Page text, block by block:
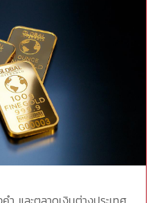
ท) GOLD FUTURES
าท) 1,251 (19,530บาท)
(20,030บาท) 1,291
าท)
. ลดลง 4 เซนต์ หรือ
อนซ์สัญญาพลาตินัมส่งมอบ
หรือ 0.44% ปิดที่ 883.90
มส่งมอบเดือนก.ย. เพิ่มขึ้น
ดอลลาร์/ออนซ์
บวกเมื่อคืนนี้ เนื่องจากการ
นนิวยอร์กส่งผลให้นักลงทุน
จจัยที่ฉุดดาวโจนส์ร่วงลงนั้น
อพิพาททางการค้าระหว่าง
ำนวน 1,100 รายการที่จะ